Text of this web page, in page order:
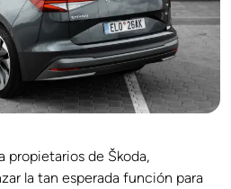
propietarios de Škoda,
la tan esperada función para